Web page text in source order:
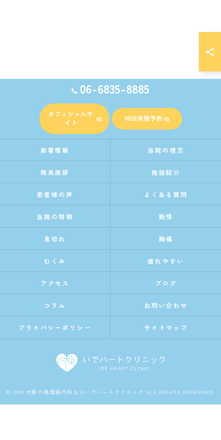
06-6835-8885
オフィシャルサ
イト
WEB来院予約
新着情報 当院の理念
院長挨拶 施設紹介
患者様の声 よくある質問
当院の特徴 動悸
息切れ 胸痛
むくみ 疲れやすい
アクセス ブログ
コラム お問い合わせ
プライバシーポリシー サイトマップ
© 2026 大阪の循環器内科ならいでハートクリニック ALL RIGHTS RESERVED.